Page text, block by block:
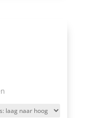
Gesorteerd
prijs: